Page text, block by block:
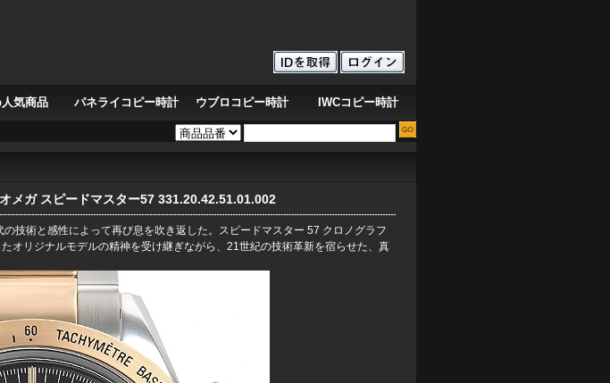
気商品 パネライコピー時計 ウブロコピー時計 IWCコピー時計
CASA、モロッコの風を刻む時 深海の鼓動を刻む青オーデマ ピゲ ロイヤルオーク オフショア ダイバー クロノグラフ
メガ スピードマスター57 331.20.42.51.01.002
技術と感性によって再び息を吹き返した。スピードマスター 57 クロノグラフ
オリジナルモデルの精神を受け継ぎながら、21世紀の技術革新を宿らせた、真